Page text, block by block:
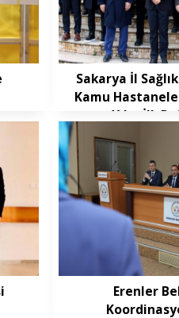
Sakarya İl
Kamu
Yılın İlk
Erenler